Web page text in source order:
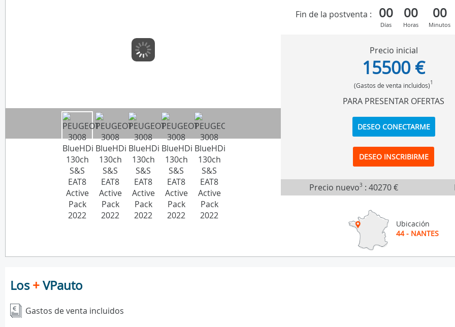
Fin de la postventa :
00
Días
00
Horas
00
Minutos
Precio inicial
15500 €
(Gastos de venta incluidos)1
PARA PRESENTAR OFERTAS
DESEO CONECTARME
DESEO INSCRIBIRME
Precio nuevo3 :40270 €
Ubicación
44 - NANTES
Los+VPauto
Gastos de venta incluidos